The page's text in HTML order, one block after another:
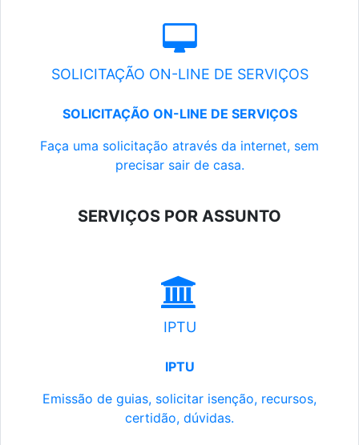
SOLICITAÇÃO ON-LINE DE SERVIÇOS
SOLICITAÇÃO ON-LINE DE SERVIÇOS
Faça uma solicitação através da internet, sem
precisar sair de casa.
SERVIÇOS POR ASSUNTO
IPTU
IPTU
Emissão de guias, solicitar isenção, recursos,
certidão, dúvidas.